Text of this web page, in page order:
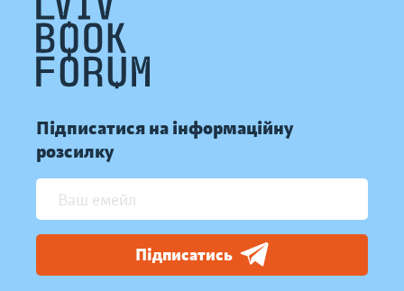
Підписатися на інформаційну
розсилку
Підписатись